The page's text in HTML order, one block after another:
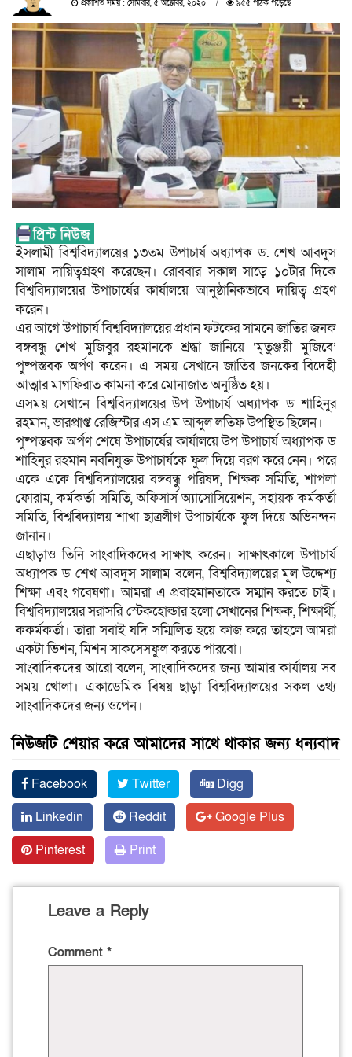
প্রকাশিত সময় : সোমবার, ৫ অক্টোবর, ২০২০ ৯৫৫ পাঠক পড়েছে
ইসলামী বিশ্ববিদ্যালয়ের ১৩তম উপাচার্য অধ্যাপক ড. শেখ আবদুস
সালাম দায়িত্বগ্রহণ করেছেন। রোববার সকাল সাড়ে ১০টার দিকে
বিশ্ববিদ্যালয়ের উপাচার্যের কার্যালয়ে আনুষ্ঠানিকভাবে দায়িত্ব গ্রহণ
করেন।
এর আগে উপাচার্য বিশ্ববিদ্যালয়ের প্রধান ফটকের সামনে জাতির জনক
বঙ্গবন্ধু শেখ মুজিবুর রহমানকে শ্রদ্ধা জানিয়ে ‘মৃতুঞ্জয়ী মুজিবে’
পুষ্পস্তবক অর্পণ করেন। এ সময় সেখানে জাতির জনকের বিদেহী
আত্মার মাগফিরাত কামনা করে মোনাজাত অনুষ্ঠিত হয়।
এসময় সেখানে বিশ্ববিদ্যালয়ের উপ উপাচার্য অধ্যাপক ড শাহিনুর
রহমান, ভারপ্রাপ্ত রেজিস্টার এস এম আব্দুল লতিফ উপস্থিত ছিলেন।
পুষ্পস্তবক অর্পণ শেষে উপাচার্যের কার্যালয়ে উপ উপাচার্য অধ্যাপক ড
শাহিনুর রহমান নবনিযুক্ত উপাচার্যকে ফুল দিয়ে বরণ করে নেন। পরে
একে একে বিশ্ববিদ্যালয়ের বঙ্গবন্ধু পরিষদ, শিক্ষক সমিতি, শাপলা
ফোরাম, কর্মকর্তা সমিতি, অফিসার্স অ্যাসোসিয়েশন, সহায়ক কর্মকর্তা
সমিতি, বিশ্ববিদ্যালয় শাখা ছাত্রলীগ উপাচার্যকে ফুল দিয়ে অভিনন্দন
জানান।
এছাড়াও তিনি সাংবাদিকদের সাক্ষাৎ করেন। সাক্ষাৎকালে উপাচার্য
অধ্যাপক ড শেখ আবদুস সালাম বলেন, বিশ্ববিদ্যালয়ের মূল উদ্দেশ্য
শিক্ষা এবং গবেষণা। আমরা এ প্রবাহমানতাকে সম্মান করতে চাই।
বিশ্ববিদ্যালয়ের সরাসরি স্টেকহোল্ডার হলো সেখানের শিক্ষক, শিক্ষার্থী,
ককর্মকর্তা। তারা সবাই যদি সম্মিলিত হয়ে কাজ করে তাহলে আমরা
একটা ভিশন, মিশন সাকসেসফুল করতে পারবো।
সাংবাদিকদের আরো বলেন, সাংবাদিকদের জন্য আমার কার্যালয় সব
সময় খোলা। একাডেমিক বিষয় ছাড়া বিশ্ববিদ্যালয়ের সকল তথ্য
সাংবাদিকদের জন্য ওপেন।
নিউজটি শেয়ার করে আমাদের সাথে থাকার জন্য ধন্যবাদ
Facebook Twitter
Digg
Linkedin
Reddit
Google Plus
Pinterest
Print
Leave a Reply
Comment *